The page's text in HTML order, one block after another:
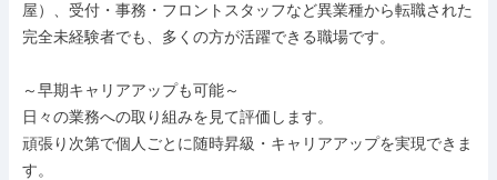
屋）、受付・事務・フロントスタッフなど異業種から転職された
完全未経験者でも、多くの方が活躍できる職場です。
～早期キャリアアップも可能～
日々の業務への取り組みを見て評価します。
頑張り次第で個人ごとに随時昇級・キャリアアップを実現できま
す。